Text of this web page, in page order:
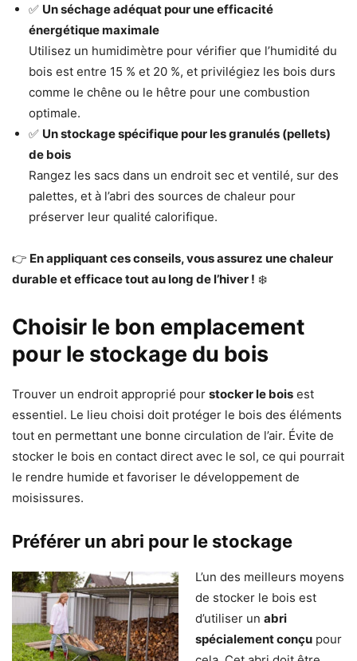
✅ Un séchage adéquat pour une efficacité
énergétique maximale
Utilisez un humidimètre pour vérifier que l’humidité du
bois est entre 15 % et 20 %, et privilégiez les bois durs
comme le chêne ou le hêtre pour une combustion
optimale.
✅ Un stockage spécifique pour les granulés (pellets)
de bois
Rangez les sacs dans un endroit sec et ventilé, sur des
palettes, et à l’abri des sources de chaleur pour
préserver leur qualité calorifique.
👉 En appliquant ces conseils, vous assurez une chaleur
durable et efficace tout au long de l’hiver ! ❄️
Choisir le bon emplacement
pour le stockage du bois
Trouver un endroit approprié pour stocker le bois est
essentiel. Le lieu choisi doit protéger le bois des éléments
tout en permettant une bonne circulation de l’air. Évite de
stocker le bois en contact direct avec le sol, ce qui pourrait
le rendre humide et favoriser le développement de
moisissures.
Préférer un abri pour le stockage
L’un des meilleurs moyens
de stocker le bois est
d’utiliser un abri
spécialement conçu pour